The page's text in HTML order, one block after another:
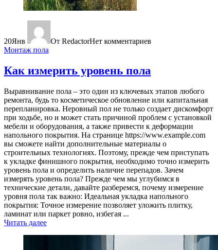
20Янв От RedactorНет комментариев
Монтаж пола
Как измерить уровень пола
Выравнивание пола – это один из ключевых этапов любого
ремонта, будь то косметическое обновление или капитальная
перепланировка. Неровный пол не только создает дискомфорт
при ходьбе, но и может стать причиной проблем с установкой
мебели и оборудования, а также привести к деформации
напольного покрытия. На странице https://www.example.com
вы сможете найти дополнительные материалы о
строительных технологиях. Поэтому, прежде чем приступать
к укладке финишного покрытия, необходимо точно измерить
уровень пола и определить наличие перепадов. Зачем
измерять уровень пола? Прежде чем мы углубимся в
технические детали, давайте разберемся, почему измерение
уровня пола так важно: Идеальная укладка напольного
покрытия: Точное измерение позволяет уложить плитку,
ламинат или паркет ровно, избегая ...
Читать далее